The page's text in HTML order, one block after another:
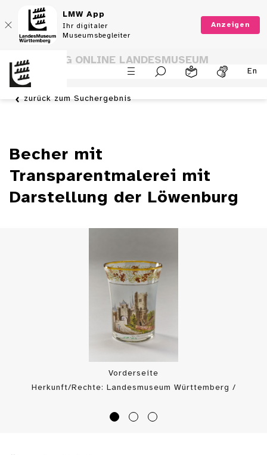
LMW App
Ihr digitaler
Museumsbegleiter
Anzeigen
En
SAMMLUNG ONLINE LANDESMUSEUM
WÜRTTEMBERG
zurück zum Suchergebnis
Becher mit
Transparentmalerei mit
Darstellung der Löwenburg
Vorderseite
Herkunft/Rechte: Landesmuseum Württemberg /
CC BY-SA)